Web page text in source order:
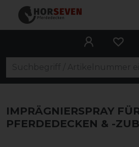
IMPRÄGNIERSPRAY
PFERDEDECKEN & -